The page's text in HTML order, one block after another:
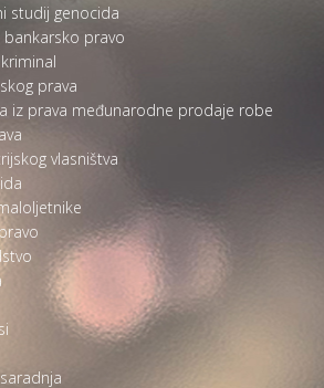
studij genocida
pravo
prava
iz prava međunarodne prodaje robe
vlasništva